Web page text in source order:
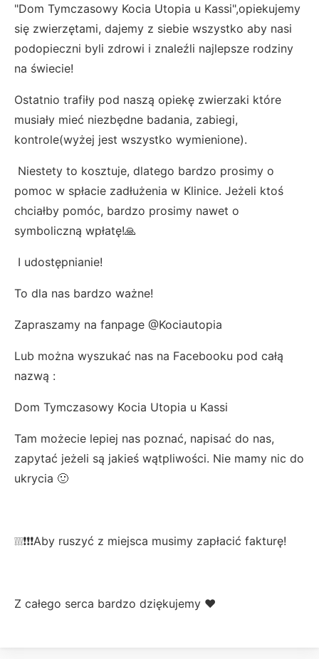
"Dom Tymczasowy Kocia Utopia u Kassi",opiekujemy
się zwierzętami, dajemy z siebie wszystko aby nasi
podopieczni byli zdrowi i znaleźli najlepsze rodziny
na świecie!
Ostatnio trafiły pod naszą opiekę zwierzaki które
musiały mieć niezbędne badania, zabiegi,
kontrole(wyżej jest wszystko wymienione).
Niestety to kosztuje, dlatego bardzo prosimy o
pomoc w spłacie zadłużenia w Klinice. Jeżeli ktoś
chciałby pomóc, bardzo prosimy nawet o
symboliczną wpłatę!🙏
I udostępnianie!
To dla nas bardzo ważne!
Zapraszamy na fanpage @Kociautopia
Lub można wyszukać nas na Facebooku pod całą
nazwą :
Dom Tymczasowy Kocia Utopia u Kassi
Tam możecie lepiej nas poznać, napisać do nas,
zapytać jeżeli są jakieś wątpliwości. Nie mamy nic do
ukrycia 🙂
❕❕❕❗❗❗Aby ruszyć z miejsca musimy zapłacić fakturę!
Z całego serca bardzo dziękujemy ❤️